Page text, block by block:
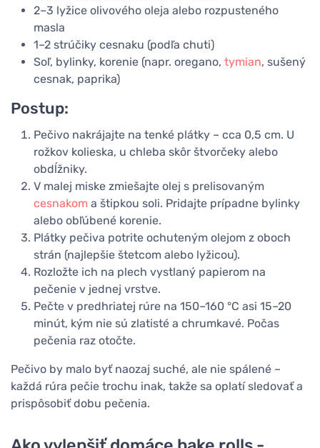
2–3 lyžice olivového oleja alebo rozpusteného
masla
1–2 strúčiky cesnaku (podľa chuti)
Soľ, bylinky, korenie (napr. oregano, tymian, sušený
cesnak, paprika)
Postup:
Pečivo nakrájajte na tenké plátky – cca 0,5 cm. U
rožkov kolieska, u chleba skôr štvorčeky alebo
obdĺžniky.
V malej miske zmiešajte olej s prelisovaným
cesnakom a štipkou soli. Pridajte prípadne bylinky
alebo obľúbené korenie.
Plátky pečiva potrite ochuteným olejom z oboch
strán (najlepšie štetcom alebo lyžicou).
Rozložte ich na plech vystlaný papierom na
pečenie v jednej vrstve.
Pečte v predhriatej rúre na 150–160 °C asi 15–20
minút, kým nie sú zlatisté a chrumkavé. Počas
pečenia raz otočte.
Pečivo by malo byť naozaj suché, ale nie spálené –
každá rúra pečie trochu inak, takže sa oplatí sledovať a
prispôsobiť dobu pečenia.